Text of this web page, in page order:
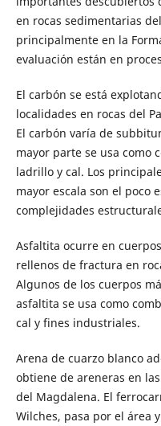
en rocas sedimentarias
principalmente en la
evaluación están en
El carbón se está
localidades en rocas del
El carbón varía de
mayor parte se usa como
ladrillo y cal. Los
mayor escala son el poco
complejidades
Asfaltita ocurre en
rellenos de fractura en
Algunos de los cuerpos
asfaltita se usa como
cal y fines industriales.
Arena de cuarzo blanco
obtiene de areneras en
del Magdalena. El
Wilches, pasa por el área